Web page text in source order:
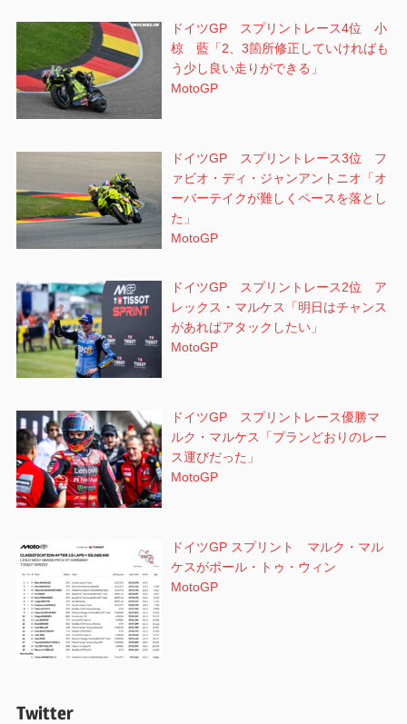
ドイツGP スプリントレース4位 小
椋 藍「2、3箇所修正していければも
う少し良い走りができる」
MotoGP
ドイツGP スプリントレース3位 フ
ァビオ・ディ・ジャンアントニオ「オ
ーバーテイクが難しくペースを落とし
た」
MotoGP
ドイツGP スプリントレース2位 ア
レックス・マルケス「明日はチャンス
があればアタックしたい」
MotoGP
ドイツGP スプリントレース優勝マ
ルク・マルケス「プランどおりのレー
ス運びだった」
MotoGP
ドイツGP スプリント マルク・マル
ケスがポール・トゥ・ウィン
MotoGP
Twitter